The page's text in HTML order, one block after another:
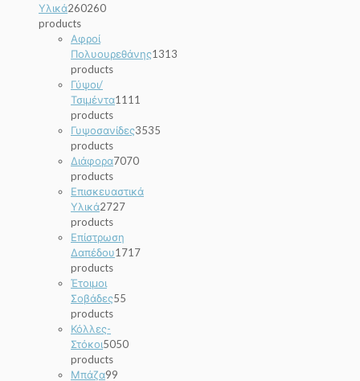
Υλικά260260
products
Αφροί
Πολυουρεθάνης1313
products
Γύψοι/
Τσιμέντα11 11
products
Γυψοσανίδες3535
products
Διάφορα7070
products
Επισκευαστικά
Υλικά2727
products
Επίστρωση
Δαπέδου1717
products
Έτοιμοι
Σοβάδες55
products
Κόλλες-
Στόκοι5050
products
Μπάζα99